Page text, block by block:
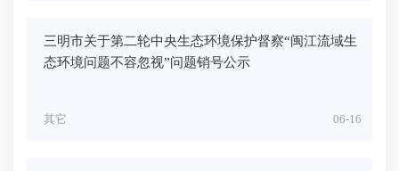
三明市关于第二轮中央生态环境保护督察“闽江流域生
态环境问题不容忽视”问题销号公示
06-16
其它